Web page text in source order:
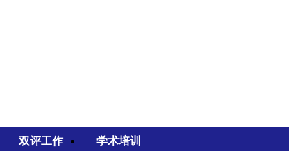
双评工作
学术培训